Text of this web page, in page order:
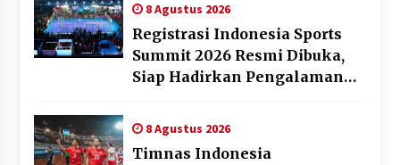
8 Agustus 2026
Registrasi Indonesia Sports
Summit 2026 Resmi Dibuka,
Siap Hadirkan Pengalaman
8 Agustus 2026
Timnas Indonesia